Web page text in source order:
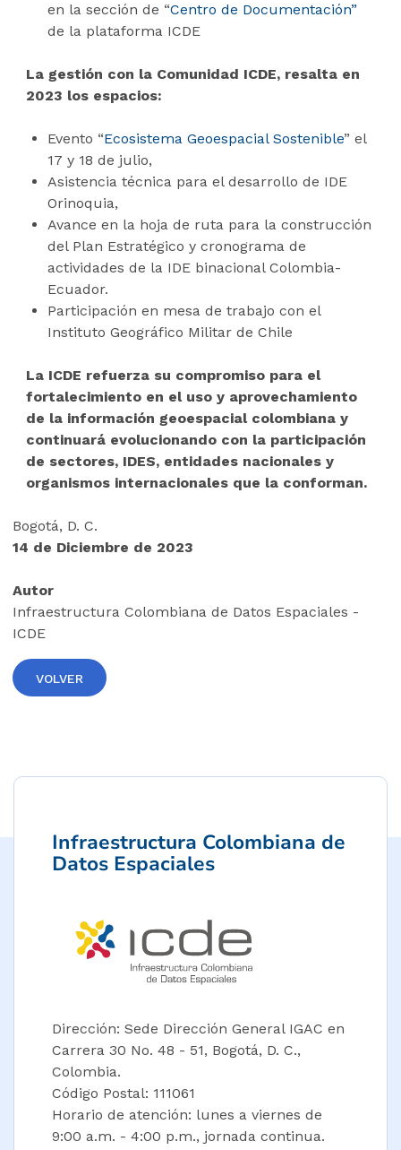
en la sección de “Centro de Documentación”
de la plataforma ICDE
La gestión con la Comunidad ICDE, resalta en
2023 los espacios:
Evento “Ecosistema Geoespacial Sostenible” el
17 y 18 de julio,
Asistencia técnica para el desarrollo de IDE
Orinoquia,
Avance en la hoja de ruta para la construcción
del Plan Estratégico y cronograma de
actividades de la IDE binacional Colombia-
Ecuador.
Participación en mesa de trabajo con el
Instituto Geográfico Militar de Chile
La ICDE refuerza su compromiso para el
fortalecimiento en el uso y aprovechamiento
de la información geoespacial colombiana y
continuará evolucionando con la participación
de sectores, IDES, entidades nacionales y
organismos internacionales que la conforman.
Bogotá, D. C.
14 de Diciembre de 2023
Autor
Infraestructura Colombiana de Datos Espaciales -
ICDE
VOLVER
Infraestructura Colombiana de
Datos Espaciales
Dirección: Sede Dirección General IGAC en
Carrera 30 No. 48 - 51, Bogotá, D. C.,
Colombia.
Código Postal: 111061
Horario de atención: lunes a viernes de
9:00 a.m. - 4:00 p.m., jornada continua.